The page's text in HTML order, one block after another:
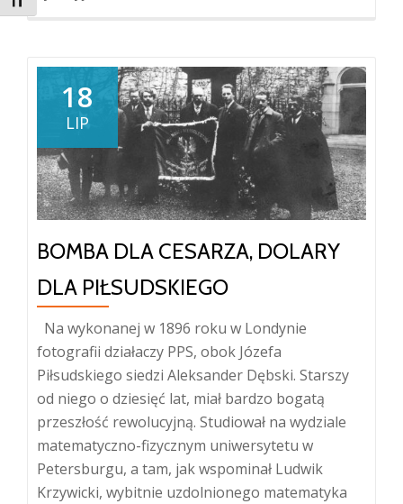
moskiewski
łeb.
Przygody
Aleksandra
Malinowskiego
18
LIP
BOMBA DLA CESARZA, DOLARY
DLA PIŁSUDSKIEGO
Na wykonanej w 1896 roku w Londynie
fotografii działaczy PPS, obok Józefa
Piłsudskiego siedzi Aleksander Dębski. Starszy
od niego o dziesięć lat, miał bardzo bogatą
przeszłość rewolucyjną. Studiował na wydziale
matematyczno-fizycznym uniwersytetu w
Petersburgu, a tam, jak wspominał Ludwik
Krzywicki, wybitnie uzdolnionego matematyka